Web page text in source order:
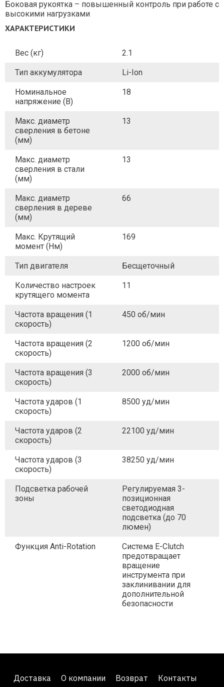
Боковая рукоятка – повышенный контроль при работе с
высокими нагрузками
ХАРАКТЕРИСТИКИ
Вес (кг) 2.1
Тип аккумулятора Li-Ion
Номинальное
напряжение (В)
18
Макс. диаметр
сверления в бетоне
(мм)
13
Макс. диаметр
сверления в стали
(мм)
13
Макс. диаметр
сверления в дереве
(мм)
66
Макс. Крутящий
момент (Нм)
169
Тип двигателя Бесщеточный
Количество настроек
крутящего момента
11
Частота вращения (1
скорость)
450 об/мин
Частота вращения (2
скорость)
1200 об/мин
Частота вращения (3
скорость)
2000 об/мин
Частота ударов (1
скорость)
8500 уд/мин
Частота ударов (2
скорость)
22100 уд/мин
Частота ударов (3
скорость)
38250 уд/мин
Подсветка рабочей
зоны
Регулируемая 3-
позиционная
светодиодная
подсветка (до 70
люмен)
Функция Anti-Rotation
Система E-Clutch
предотвращает
вращение
инструмента при
заклинивании для
дополнительной
безопасности
Доставка О компании Возврат
Контакты